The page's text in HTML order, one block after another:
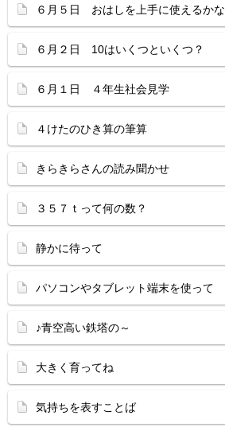
６月５日 おはしを上手に使えるかな
６月２日 10はいくつといくつ？
６月１日 ４年生社会見学
４けたのひき算の筆算
きらきらさんの読み聞かせ
３５７ｔって何の数？
静かに待って
パソコンやタブレット端末を使って
♪青空高い鉄塔の～
大きく育ってね
気持ちを表すことば